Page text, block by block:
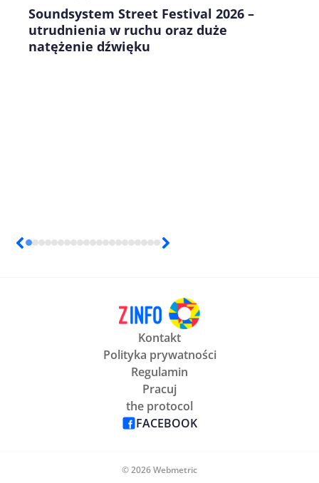
Soundsystem Street Festival 2026 –
utrudnienia w ruchu oraz duże
natężenie dźwięku
Kontakt
Polityka prywatności
Regulamin
Pracuj
the protocol
FACEBOOK
© 2026 Webmetric